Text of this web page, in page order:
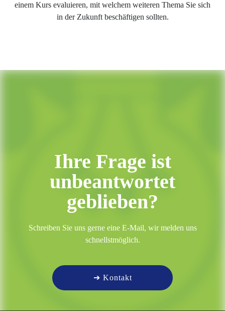
einem Kurs evaluieren, mit welchem weiteren Thema Sie sich
in der Zukunft beschäftigen sollten.
Ihre Frage ist
unbeantwortet
geblieben?
Schreiben Sie uns gerne eine E-Mail, wir melden uns
schnellstmöglich.
➔ Kontakt